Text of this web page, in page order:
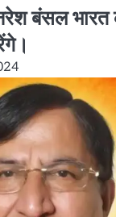
बंसल भारत